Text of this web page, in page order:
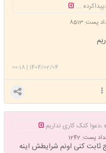
پست: 8513
...
1404/02/04
|
00:18
پست: 1242
،دعوا کتک کاری نداریم
کنی اونم شرایطش اینه